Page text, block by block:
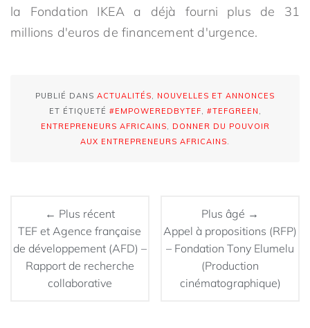
la Fondation IKEA a déjà fourni plus de 31
millions d'euros de financement d'urgence.
PUBLIÉ DANS ACTUALITÉS, NOUVELLES ET ANNONCES
ET ÉTIQUETÉ #EMPOWEREDBYTEF, #TEFGREEN ,
ENTREPRENEURS AFRICAINS, DONNER DU POUVOIR
AUX ENTREPRENEURS AFRICAINS.
← Plus récent
TEF et Agence française
de développement (AFD) –
Rapport de recherche
collaborative
Plus âgé →
Appel à propositions (RFP)
– Fondation Tony Elumelu
(Production
cinématographique)